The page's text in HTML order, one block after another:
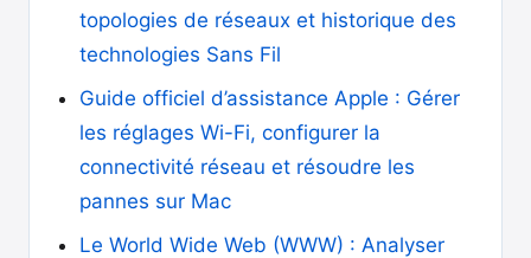
topologies de réseaux et historique des
technologies Sans Fil
Guide officiel d’assistance Apple : Gérer
les réglages Wi-Fi, configurer la
connectivité réseau et résoudre les
pannes sur Mac
Le World Wide Web (WWW) : Analyser